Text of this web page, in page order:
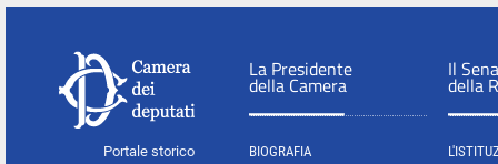
Portale storico
La Presidente
della Camera
BIOGRAFIA
Il
della